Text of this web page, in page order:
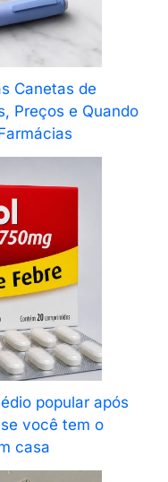
Canetas de
Preços e Quando
popular após
você tem o
casa